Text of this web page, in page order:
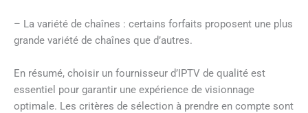
– La variété de chaînes : certains forfaits proposent une plus
grande variété de chaînes que d’autres.
En résumé, choisir un fournisseur d’IPTV de qualité est
essentiel pour garantir une expérience de visionnage
optimale. Les critères de sélection à prendre en compte sont